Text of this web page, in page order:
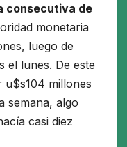
consecutiva de
monetaria
luego de
el lunes. De este
millones
semana, algo
casi diez